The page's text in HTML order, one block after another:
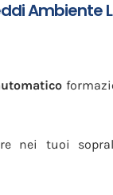
Ambiente
nei tuoi